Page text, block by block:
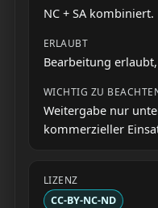
NC + SA kombiniert.
Bearbeitung
Weitergabe nur
kommerzieller
CC-BY-NC-ND